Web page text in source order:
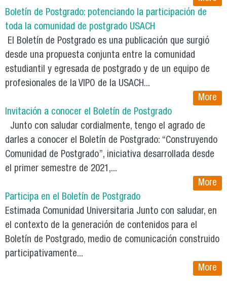
Boletín de Postgrado: potenciando la participación de
toda la comunidad de postgrado USACH
El Boletín de Postgrado es una publicación que surgió
desde una propuesta conjunta entre la comunidad
estudiantil y egresada de postgrado y de un equipo de
profesionales de la VIPO de la USACH...
More
Invitación a conocer el Boletín de Postgrado
Junto con saludar cordialmente, tengo el agrado de
darles a conocer el Boletín de Postgrado: “Construyendo
Comunidad de Postgrado”, iniciativa desarrollada desde
el primer semestre de 2021,...
More
Participa en el Boletín de Postgrado
Estimada Comunidad Universitaria Junto con saludar, en
el contexto de la generación de contenidos para el
Boletín de Postgrado, medio de comunicación construido
participativamente...
More